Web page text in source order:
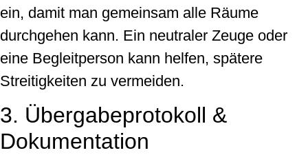
ein, damit man gemeinsam alle Räume
durchgehen kann. Ein neutraler Zeuge oder
eine Begleitperson kann helfen, spätere
Streitigkeiten zu vermeiden.
3. Übergabeprotokoll &
Dokumentation